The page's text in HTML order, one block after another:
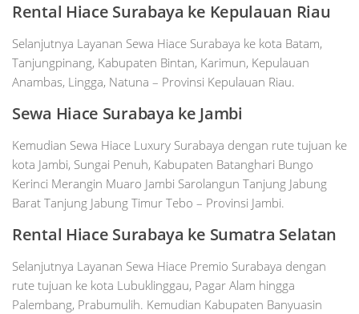
Rental Hiace Surabaya ke Kepulauan Riau
Selanjutnya Layanan Sewa Hiace Surabaya ke kota Batam,
Tanjungpinang, Kabupaten Bintan, Karimun, Kepulauan
Anambas, Lingga, Natuna – Provinsi Kepulauan Riau.
Sewa Hiace Surabaya ke Jambi
Kemudian Sewa Hiace Luxury Surabaya dengan rute tujuan ke
kota Jambi, Sungai Penuh, Kabupaten Batanghari Bungo
Kerinci Merangin Muaro Jambi Sarolangun Tanjung Jabung
Barat Tanjung Jabung Timur Tebo – Provinsi Jambi.
Rental Hiace Surabaya ke Sumatra Selatan
Selanjutnya Layanan Sewa Hiace Premio Surabaya dengan
rute tujuan ke kota Lubuklinggau, Pagar Alam hingga
Palembang, Prabumulih. Kemudian Kabupaten Banyuasin